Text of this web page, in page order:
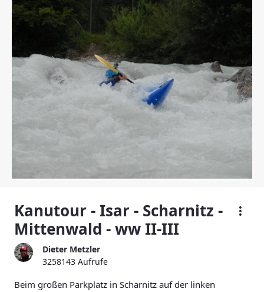
Kanutour - Isar - Scharnitz -
Mittenwald - ww II-III
Dieter Metzler
3258143 Aufrufe
Beim großen Parkplatz in Scharnitz auf der linken